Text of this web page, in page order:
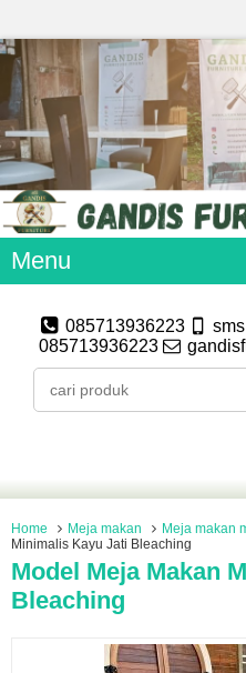
Menu
085713936223
085713936223
Home Meja makan Meja makan
Minimalis Kayu Jati Bleaching
Model Meja Makan
Bleaching